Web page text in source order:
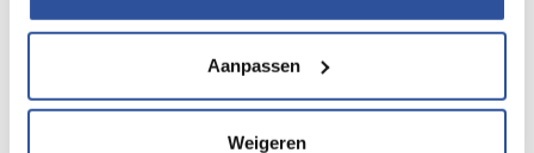
Aanpassen
Weigeren
Benieuwd naar de ervaring van anderen?Lees hier over de
Heb je vragen of wil je meer weten? Neem gerust contact